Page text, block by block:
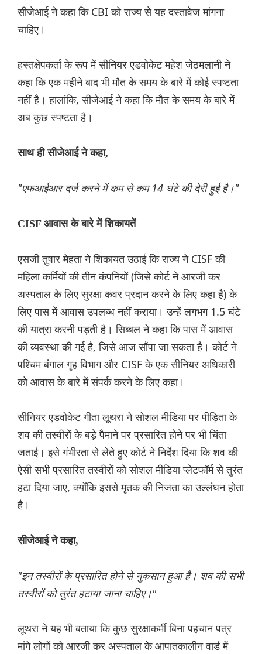
सीजेआई ने कहा कि CBI को राज्य से यह दस्तावेज मांगना
चाहिए।
हस्तक्षेपकर्ता के रूप में सीनियर एडवोकेट महेश जेठमलानी ने
कहा कि एक महीने बाद भी मौत के समय के बारे में कोई स्पष्टता
नहीं है। हालांकि, सीजेआई ने कहा कि मौत के समय के बारे में
अब कुछ स्पष्टता है।
साथ ही सीजेआई ने कहा,
"एफआईआर दर्ज करने में कम से कम 14 घंटे की देरी हुई है।"
CISF आवास के बारे में शिकायतें
एसजी तुषार मेहता ने शिकायत उठाई कि राज्य ने CISF की
महिला कर्मियों की तीन कंपनियों (जिसे कोर्ट ने आरजी कर
अस्पताल के लिए सुरक्षा कवर प्रदान करने के लिए कहा है) के
लिए पास में आवास उपलब्ध नहीं कराया। उन्हें लगभग 1.5 घंटे
की यात्रा करनी पड़ती है। सिब्बल ने कहा कि पास में आवास
की व्यवस्था की गई है, जिसे आज सौंपा जा सकता है। कोर्ट ने
पश्चिम बंगाल गृह विभाग और CISF के एक सीनियर अधिकारी
को आवास के बारे में संपर्क करने के लिए कहा।
सीनियर एडवोकेट गीता लूथरा ने सोशल मीडिया पर पीड़िता के
शव की तस्वीरों के बड़े पैमाने पर प्रसारित होने पर भी चिंता
जताई। इसे गंभीरता से लेते हुए कोर्ट ने निर्देश दिया कि शव की
ऐसी सभी प्रसारित तस्वीरों को सोशल मीडिया प्लेटफॉर्म से तुरंत
हटा दिया जाए, क्योंकि इससे मृतक की निजता का उल्लंघन होता
है।
सीजेआई ने कहा,
"इन तस्वीरों के प्रसारित होने से नुकसान हुआ है। शव की सभी
तस्वीरों को तुरंत हटाया जाना चाहिए।"
लूथरा ने यह भी बताया कि कुछ सुरक्षाकर्मी बिना पहचान पत्र
मांगे लोगों को आरजी कर अस्पताल के आपातकालीन वार्ड में